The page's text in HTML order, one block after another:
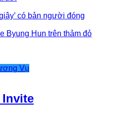
có bản người đóng
Byung Hun trên thảm đỏ
Vụ
Invite